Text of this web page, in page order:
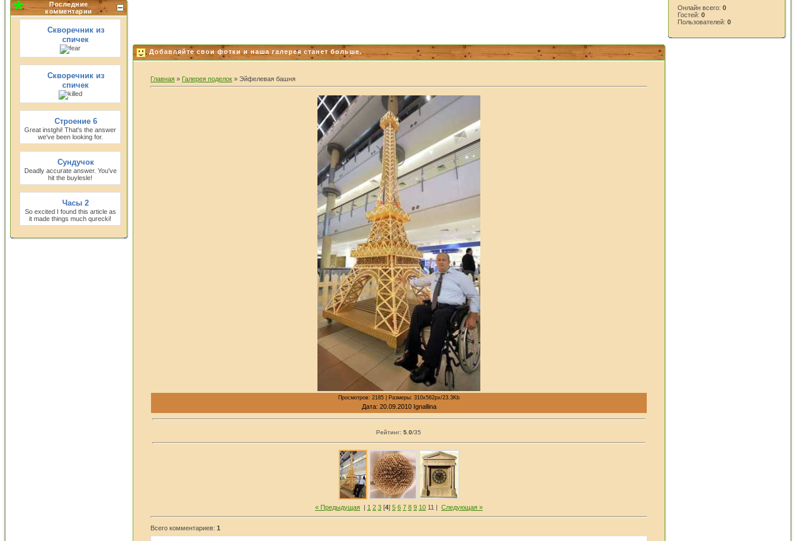
Последние
комментарии
Скворечник из
спичек
Скворечник из
спичек
Строение 6
Great instghi! That's the answer
we've been looking for.
Сундучок
Deadly accurate answer. You've
hit the buylesle!
Часы 2
So excited I found this article as
it made things much qurecki!
Добавляйте свои фотки и наша галерея станет больше.
Главная » Галерея поделок » Эйфелевая башня
Просмотров: 2185 | Размеры: 310x562px/23.3Kb
Дата: 20.09.2010 Ignallina
Рейтинг: 5.0/35
« Предыдущая | 1 2 3 [4] 5 6 7 8 9 10 11 | Следующая »
Всего комментариев: 1
Онлайн всего: 0
Гостей: 0
Пользователей: 0